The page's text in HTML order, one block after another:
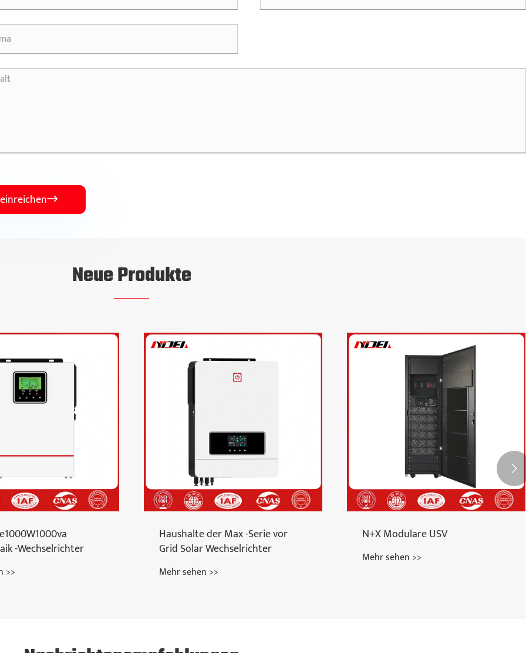
einreichen
Neue Produkte
-Wechselrichter
>>
Haushalte der Max -Serie vor
Grid Solar Wechselrichter
Mehr sehen >>
N+X Modulare USV
Mehr sehen >>
